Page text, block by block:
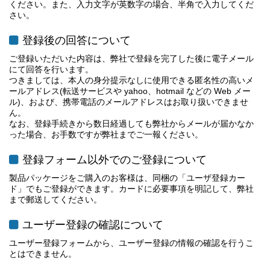
ください。また、入力文字が英数字の場合、半角で入力してくだ
さい。
登録後の回答について
ご登録いただいた内容は、弊社で登録を完了した後に電子メール
にて回答を行います。
つきましては、本人の身分提示なしに使用できる匿名性の高いメ
ールアドレス(転送サービスや yahoo、hotmail などの Web メー
ル)、および、携帯電話のメールアドレスはお取り扱いできませ
ん。
なお、登録手続きから数日経過しても弊社からメールが届かなか
った場合、お手数ですが弊社までご一報ください。
登録フォーム以外でのご登録について
製品パッケージをご購入のお客様は、同梱の「ユーザ登録カー
ド」でもご登録ができます。カードに必要事項を明記して、弊社
まで郵送してください。
ユーザー登録の確認について
ユーザー登録フォームから、ユーザー登録の情報の確認を行うこ
とはできません。